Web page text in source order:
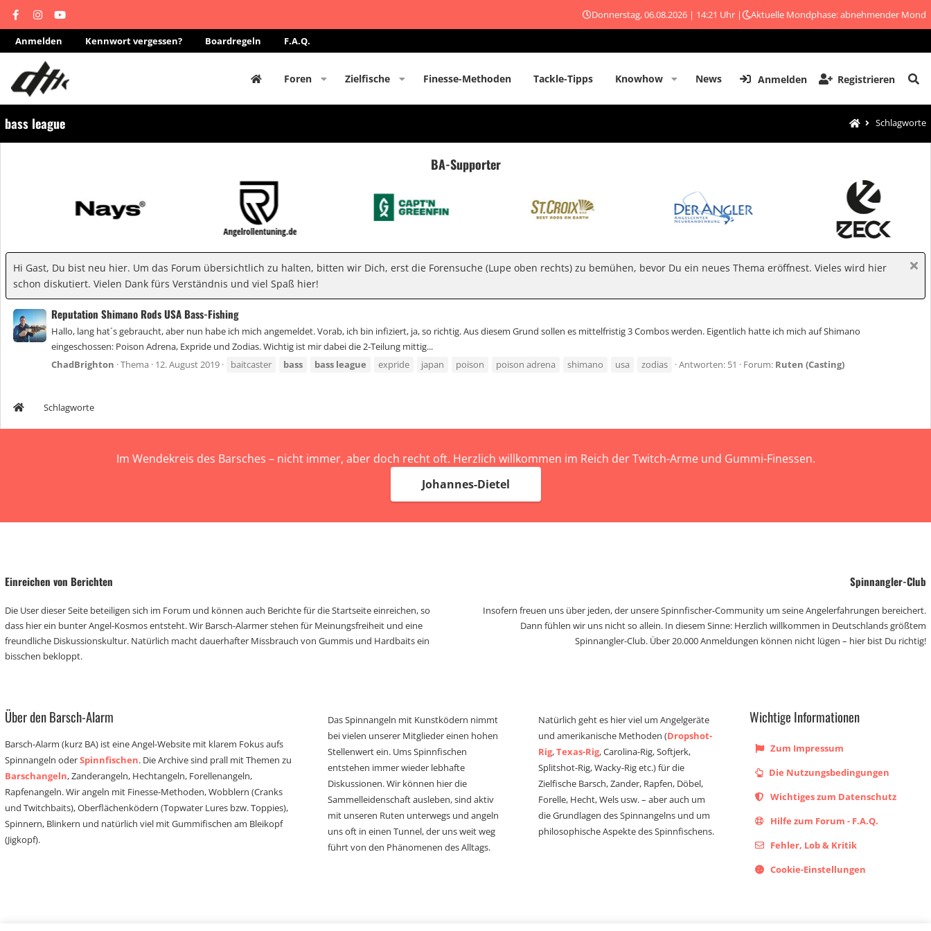
Donnerstag, 06.08.2026 | 14:21 Uhr | Aktuelle Mondphase: abnehmender Mond
Anmelden Kennwort vergessen? Boardregeln F.A.Q.
Foren Zielfische Finesse-Methoden Tackle-Tipps Knowhow News Anmelden Registrieren
bass league Schlagworte
BA-Supporter
Hi Gast, Du bist neu hier. Um das Forum übersichtlich zu halten, bitten wir Dich, erst die Forensuche (Lupe oben rechts) zu bemühen, bevor Du ein neues Thema eröffnest. Vieles wird hier
schon diskutiert. Vielen Dank fürs Verständnis und viel Spaß hier!
Reputation Shimano Rods USA Bass-Fishing
Hallo, lang hat´s gebraucht, aber nun habe ich mich angemeldet. Vorab, ich bin infiziert, ja, so richtig. Aus diesem Grund sollen es mittelfristig 3 Combos werden. Eigentlich hatte ich mich auf Shimano
eingeschossen: Poison Adrena, Expride und Zodias. Wichtig ist mir dabei die 2-Teilung mittig...
ChadBrighton Thema 12. August 2019 baitcaster bass bass league expride japan poison poison adrena shimano usa zodias Antworten: 51 Forum: Ruten (Casting)
Schlagworte
Im Wendekreis des Barsches – nicht immer, aber doch recht oft. Herzlich willkommen im Reich der Twitch-Arme und Gummi-Finessen.
Johannes-Dietel
Einreichen von Berichten
Die User dieser Seite beteiligen sich im Forum und können auch Berichte für die Startseite einreichen, so
dass hier ein bunter Angel-Kosmos entsteht. Wir Barsch-Alarmer stehen für Meinungsfreiheit und eine
freundliche Diskussionskultur. Natürlich macht dauerhafter Missbrauch von Gummis und Hardbaits ein
bisschen bekloppt.
Spinnangler-Club
Insofern freuen uns über jeden, der unsere Spinnfischer-Community um seine Angelerfahrungen bereichert.
Dann fühlen wir uns nicht so allein. In diesem Sinne: Herzlich willkommen in Deutschlands größtem
Spinnangler-Club. Über 20.000 Anmeldungen können nicht lügen – hier bist Du richtig!
Über den Barsch-Alarm
Barsch-Alarm (kurz BA) ist eine Angel-Website mit klarem Fokus aufs
Spinnangeln oderSpinnfischen. Die Archive sind prall mit Themen zu
Barschangeln, Zanderangeln, Hechtangeln, Forellenangeln,
Rapfenangeln. Wir angeln mit Finesse-Methoden, Wobblern (Cranks
und Twitchbaits), Oberflächenködern (Topwater Lures bzw. Toppies),
Spinnern, Blinkern und natürlich viel mit Gummifischen am Bleikopf
(Jigkopf).
Das Spinnangeln mit Kunstködern nimmt
bei vielen unserer Mitglieder einen hohen
Stellenwert ein. Ums Spinnfischen
entstehen immer wieder lebhafte
Diskussionen. Wir können hier die
Sammelleidenschaft ausleben, sind aktiv
mit unseren Ruten unterwegs und angeln
uns oft in einen Tunnel, der uns weit weg
führt von den Phänomenen des Alltags.
Natürlich geht es hier viel um Angelgeräte
und amerikanische Methoden (Dropshot-
Rig,Texas-Rig, Carolina-Rig, Softjerk,
Splitshot-Rig, Wacky-Rig etc.) für die
Zielfische Barsch, Zander, Rapfen, Döbel,
Forelle, Hecht, Wels usw. – aber auch um
die Grundlagen des Spinnangelns und um
philosophische Aspekte des Spinnfischens.
Wichtige Informationen
Zum Impressum
Die Nutzungsbedingungen
Wichtiges zum Datenschutz
Hilfe zum Forum - F.A.Q.
Fehler, Lob & Kritik
Cookie-Einstellungen